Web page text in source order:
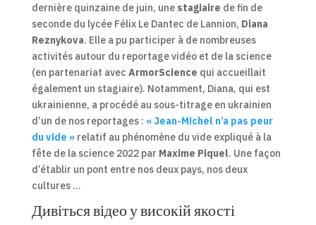
dernière quinzaine de juin, une stagiaire de fin de
seconde du lycée Félix Le Dantec de Lannion, Diana
Reznykova. Elle a pu participer à de nombreuses
activités autour du reportage vidéo et de la science
(en partenariat avec ArmorScience qui accueillait
également un stagiaire). Notamment, Diana, qui est
ukrainienne, a procédé au sous-titrage en ukrainien
d’un de nos reportages : « Jean-Michel n’a pas peur
du vide »relatif au phénomène du vide expliqué à la
fête de la science 2022 par Maxime Piquel. Une façon
d’établir un pont entre nos deux pays, nos deux
cultures …
Дивіться відео у високій якості